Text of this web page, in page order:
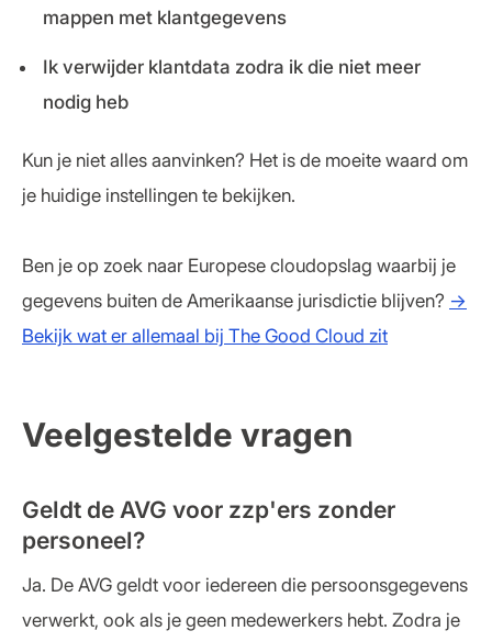
mappen met klantgegevens
Ik verwijder klantdata zodra ik die niet meer
nodig heb
Kun je niet alles aanvinken? Het is de moeite waard om
je huidige instellingen te bekijken.
Ben je op zoek naar Europese cloudopslag waarbij je
gegevens buiten de Amerikaanse jurisdictie blijven? →
Bekijk wat er allemaal bij The Good Cloud zit
Veelgestelde vragen
Geldt de AVG voor zzp'ers zonder
personeel?
Ja. De AVG geldt voor iedereen die persoonsgegevens
verwerkt, ook als je geen medewerkers hebt. Zodra je